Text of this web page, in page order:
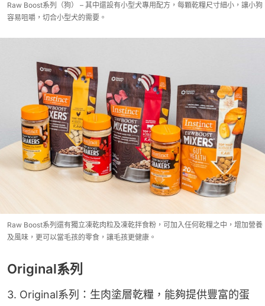
Raw Boost系列（狗） – 其中還設有小型犬專用配方，每顆乾糧尺寸細小，讓小狗
容易咀嚼，切合小型犬的需要。
Raw Boost系列還有獨立凍乾肉粒及凍乾拌食粉，可加入任何乾糧之中，增加營養
及風味，更可以當毛孩的零食，讓毛孩更健康。
Original系列
3. Original系列：生肉塗層乾糧，能夠提供豐富的蛋